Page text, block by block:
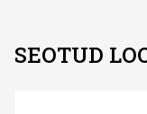
SEOTUD